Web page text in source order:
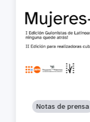
Notas de prensa